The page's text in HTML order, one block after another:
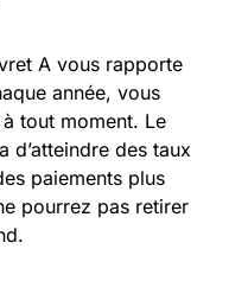
A vous rapporte
année, vous
tout moment. Le
d’atteindre des taux
paiements plus
pourrez pas retirer